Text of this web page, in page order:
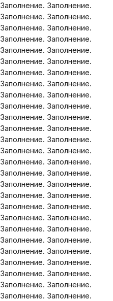
Заполнение.
Заполнение.
Заполнение.
Заполнение.
Заполнение.
Заполнение.
Заполнение.
Заполнение.
Заполнение.
Заполнение.
Заполнение.
Заполнение.
Заполнение.
Заполнение.
Заполнение.
Заполнение.
Заполнение.
Заполнение.
Заполнение.
Заполнение.
Заполнение.
Заполнение.
Заполнение.
Заполнение.
Заполнение.
Заполнение.
Заполнение.